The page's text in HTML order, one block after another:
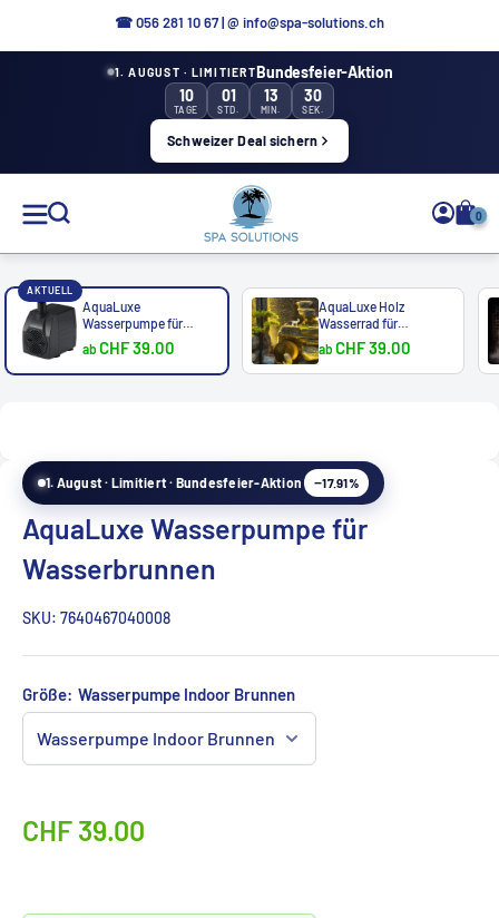
☎ 056 281 10 67|@ info@spa-solutions.ch
1. AUGUST · LIMITIERTBundesfeier-Aktion
10
TAGE
01
STD.
13
MIN.
30
SEK.
Schweizer Deal sichern
Solutions
0
AKTUELL
AquaLuxe
Wasserpumpe für
Wasserbrunnen
ab CHF 39.00
AquaLuxe Holz
Wasserrad für
Wasserbru...
ab CHF 39.00
1. August · Limitiert · Bundesfeier-Aktion −17.91%
AquaLuxe Wasserpumpe für
Wasserbrunnen
SKU: 7640467040008
Größe: Wasserpumpe Indoor Brunnen
Sonderpreis
CHF 39.00